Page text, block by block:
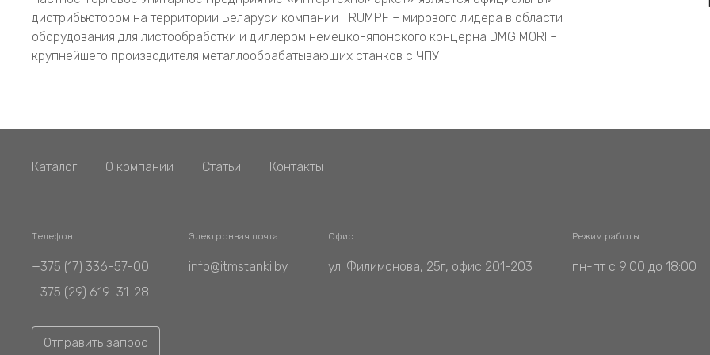
дистрибьютором на территории Беларуси компании TRUMPF – мирового лидера в области
оборудования для листообработки и диллером немецко-японского концерна DMG MORI –
крупнейшего производителя металлообрабатывающих станков с ЧПУ
Каталог О компании Статьи Контакты
Телефон
+375 (17) 336-57-00
+375 (29) 619-31-28
Электронная почта
info@itmstanki.by
Офис
ул. Филимонова, 25г, офис 201-203
Режим работы
пн-пт с 9:00 до 18:00
Отправить запрос